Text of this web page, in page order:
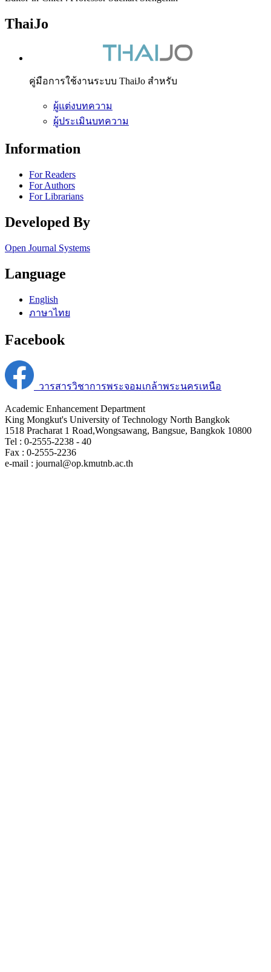
ThaiJo
คู่มือการใช้งานระบบ ThaiJo สำหรับ
ผู้แต่งบทความ
ผู้ประเมินบทความ
Information
For Readers
For Authors
For Librarians
Developed By
Open Journal Systems
Language
English
ภาษาไทย
Facebook
วารสารวิชาการพระจอมเกล้าพระนครเหนือ
Academic Enhancement Department
King Mongkut's University of Technology North Bangkok
1518 Pracharat 1 Road,Wongsawang, Bangsue, Bangkok 10800
Tel : 0-2555-2238 - 40
Fax : 0-2555-2236
e-mail : journal@op.kmutnb.ac.th